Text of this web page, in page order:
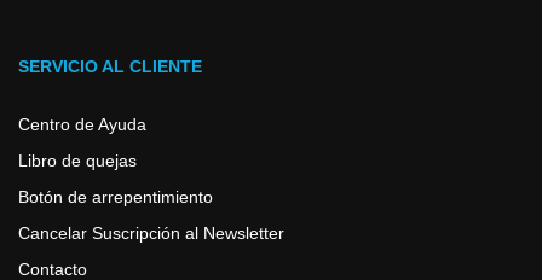
SERVICIO AL CLIENTE
Centro de Ayuda
Libro de quejas
Botón de arrepentimiento
Cancelar Suscripción al Newsletter
Contacto